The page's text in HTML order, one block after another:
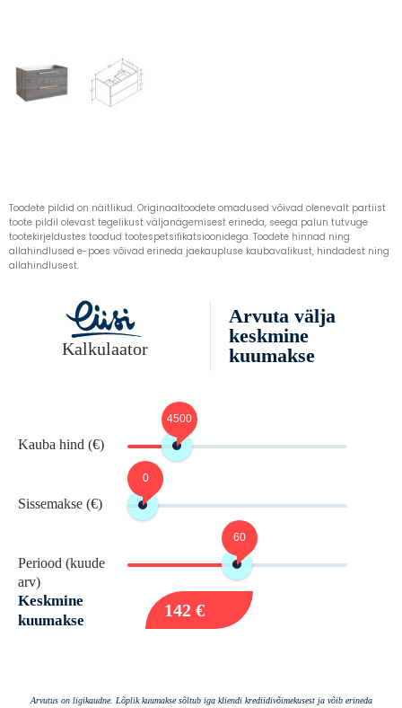
Toodete pildid on näitlikud. Originaaltoodete omadused võivad olenevalt partiist
toote pildil olevast tegelikust väljanägemisest erineda, seega palun tutvuge
tootekirjeldustes toodud tootespetsifikatsioonidega. Toodete hinnad ning
allahindlused e-poes võivad erineda jaekaupluse kaubavalikust, hindadest ning
allahindlusest.